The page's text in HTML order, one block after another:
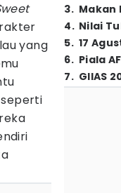
yang
3. Makan
4. Nilai
5. 17
6. Piala
7. GIIAS